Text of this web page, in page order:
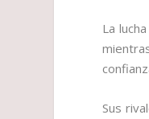
La
Sus